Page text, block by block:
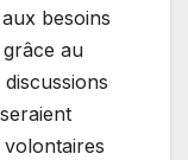
besoins
au